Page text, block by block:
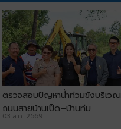
ตรวจสอบปัญหาน้ำท่วมขังบริเวณ
ถนนสายบ้านเป็ด–บ้านทุ่ม
03 ส.ค. 2569